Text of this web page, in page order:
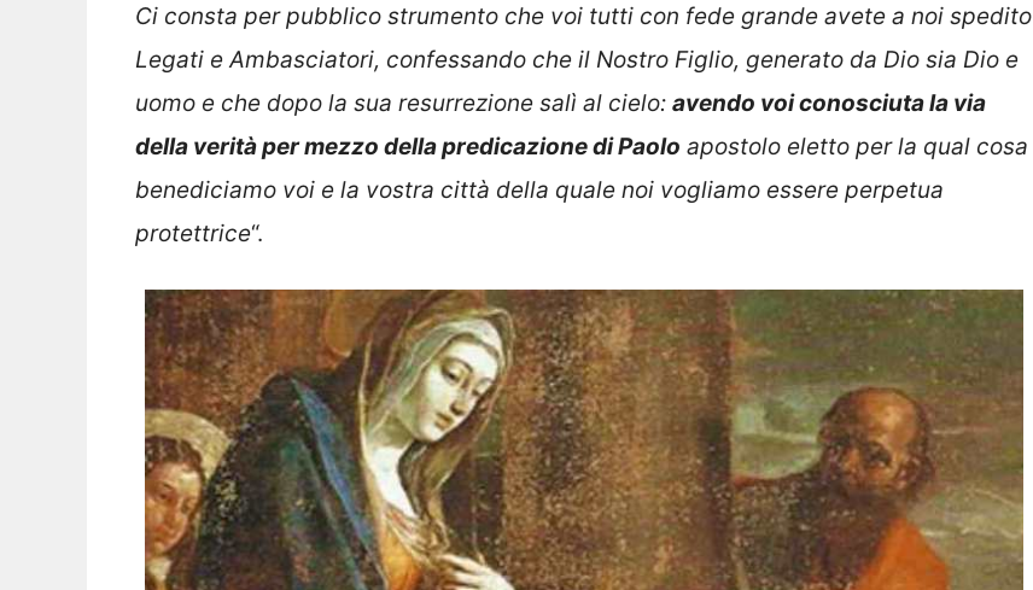
Ci consta per pubblico strumento che voi tutti con fede grande avete a noi spedito
Legati e Ambasciatori, confessando che il Nostro Figlio, generato da Dio sia Dio e
uomo e che dopo la sua resurrezione salì al cielo: avendo voi conosciuta la via
della verità per mezzo della predicazione di Paolo apostolo eletto per la qual cosa
benediciamo voi e la vostra città della quale noi vogliamo essere perpetua
protettrice“.